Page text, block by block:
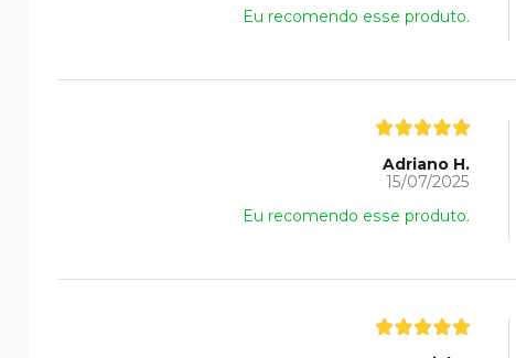
Eu recomendo esse produto.
Adriano H.
15/07/2025
Eu recomendo esse produto.